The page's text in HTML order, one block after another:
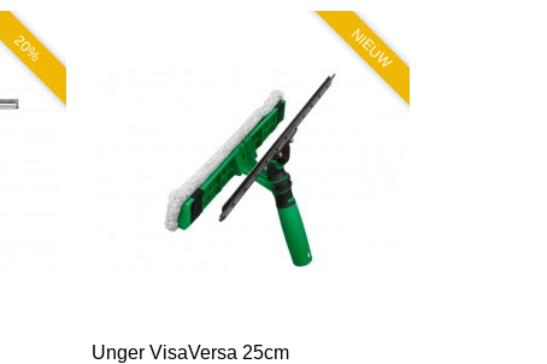
20% NIEUW
Unger VisaVersa 25cm